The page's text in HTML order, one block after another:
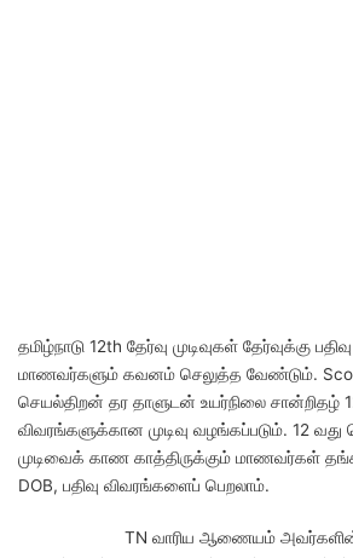
தமிழ்நாடு 12th தேர்வு முடிவுகள் தேர்வுக்கு
மாணவர்களும் கவனம் செலுத்த வேண்டும்.
செயல்திறன் தர தாளுடன் உயர்நிலை சான்றிதழ்
விவரங்களுக்கான முடிவு வழங்கப்படும். 12
முடிவைக் காண காத்திருக்கும் மாணவர்கள்
DOB, பதிவு விவரங்களைப் பெறலாம்.
TN வாரிய ஆணையம் அவர்களின்